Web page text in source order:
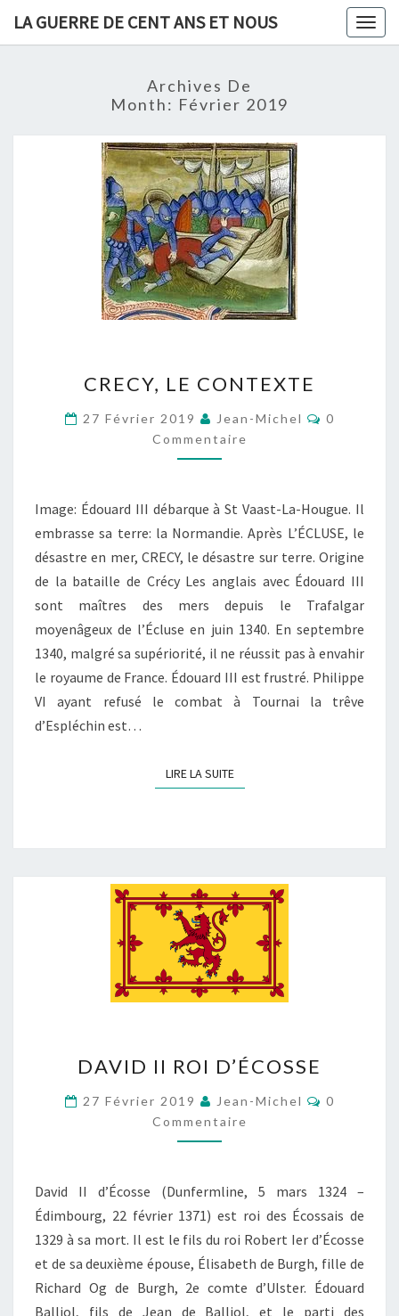
LA GUERRE DE CENT ANS ET NOUS
Archives De
Month: Février 2019
LE
CONTEXTE
CRECY, LE CONTEXTE
27 Février 2019 Jean-Michel
0
Commentaire
Image: Édouard III débarque à St Vaast-La-Hougue. Il
embrasse sa terre: la Normandie. Après L’ÉCLUSE, le
désastre en mer, CRECY, le désastre sur terre. Origine
de la bataille de Crécy Les anglais avec Édouard III
sont maîtres des mers depuis le Trafalgar
moyenâgeux de l’Écluse en juin 1340. En septembre
1340, malgré sa supériorité, il ne réussit pas à envahir
le royaume de France. Édouard III est frustré. Philippe
VI ayant refusé le combat à Tournai la trêve
d’Espléchin est…
LIRE LA SUITELIRE LA SUITE
II
ROI
D’ÉCOSSE
DAVID II ROI D’ÉCOSSE
27 Février 2019 Jean-Michel
0
Commentaire
David II d’Écosse (Dunfermline, 5 mars 1324 –
Édimbourg, 22 février 1371) est roi des Écossais de
1329 à sa mort. Il est le fils du roi Robert Ier d’Écosse
et de sa deuxième épouse, Élisabeth de Burgh, fille de
Richard Og de Burgh, 2e comte d’Ulster. Édouard
Balliol, fils de Jean de Balliol, et le parti des